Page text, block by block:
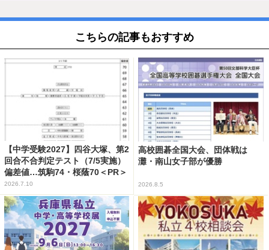
こちらの記事もおすすめ
【中学受験2027】四谷大塚、第2
回合不合判定テスト（7/5実施）
偏差値…筑駒74・桜蔭70＜PR＞
2026.7.10
高校囲碁全国大会、団体戦は
灘・南山女子部が優勝
2026.8.5